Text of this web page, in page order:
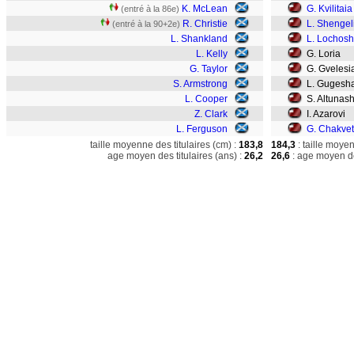
(entré à la 86e) K. McLean
(entré à la 90+2e) R. Christie
L. Shankland
L. Kelly
G. Taylor
S. Armstrong
L. Cooper
Z. Clark
L. Ferguson
G. Kvilitaia
L.
L.
G. Loria
G.
L.
S.
I. Azarovi
G.
taille moyenne des titulaires (cm) : 183,8
age moyen des titulaires (ans) : 26,2
184,3 : taille
26,6 : age moyen